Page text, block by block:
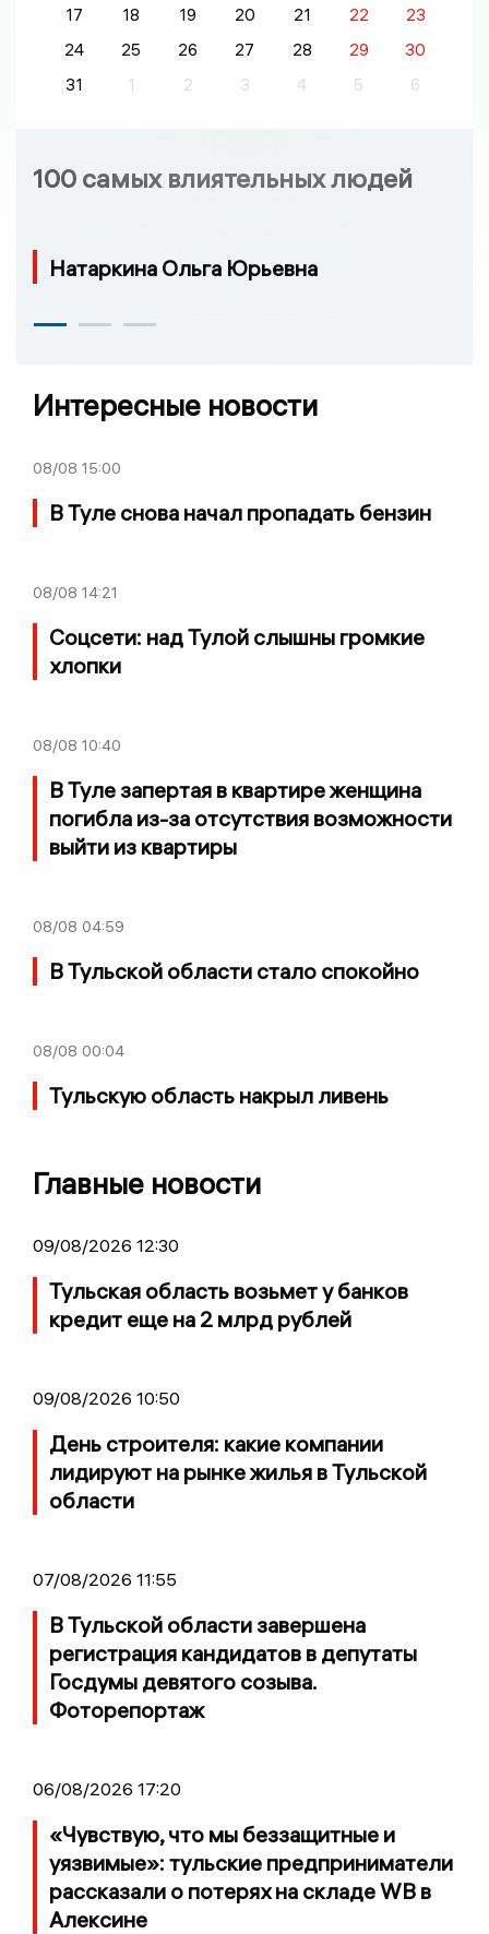
17 18 19 20 21 22
23
24
25 26 27 28 29
30
31
1 2 3 4 5 6
100 самых влиятельных людей
Натаркина Ольга Юрьевна
Интересные новости
08/08 15:00
В Туле снова начал пропадать бензин
08/08 14:21
Соцсети: над Тулой слышны громкие
хлопки
08/08 10:40
В Туле запертая в квартире женщина
погибла из-за отсутствия возможности
выйти из квартиры
08/08 04:59
В Тульской области стало спокойно
08/08 00:04
Тульскую область накрыл ливень
Главные новости
09/08/2026 12:30
Тульская область возьмет у банков
кредит еще на 2 млрд рублей
09/08/2026 10:50
День строителя: какие компании
лидируют на рынке жилья в Тульской
области
07/08/2026 11:55
В Тульской области завершена
регистрация кандидатов в депутаты
Госдумы девятого созыва.
Фоторепортаж
06/08/2026 17:20
«Чувствую, что мы беззащитные и
уязвимые»: тульские предприниматели
рассказали о потерях на складе WB в
Алексине